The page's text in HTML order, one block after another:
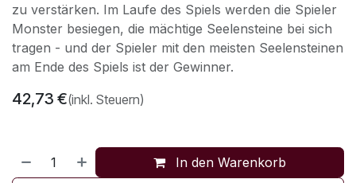
zu verstärken. Im Laufe des Spiels werden die Spieler
Monster besiegen, die mächtige Seelensteine bei sich
tragen - und der Spieler mit den meisten Seelensteinen
am Ende des Spiels ist der Gewinner.
42,73 €(inkl. Steuern)
In den Warenkorb